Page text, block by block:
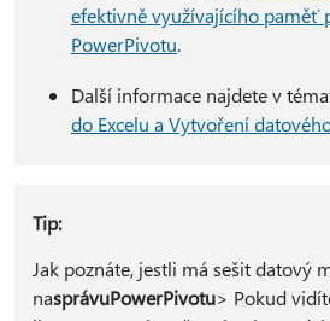
efektivně využívajícího paměť
PowerPivotu.
Další informace najdete v
do Excelu a Vytvoření
Tip:
Jak poznáte, jestli má sešit datový
nasprávuPowerPivotu> Pokud